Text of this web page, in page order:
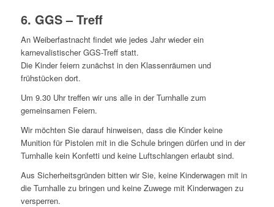
6. GGS – Treff
An Weiberfastnacht findet wie jedes Jahr wieder ein
karnevalistischer GGS-Treff statt.
Die Kinder feiern zunächst in den Klassenräumen und
frühstücken dort.
Um 9.30 Uhr treffen wir uns alle in der Turnhalle zum
gemeinsamen Feiern.
Wir möchten Sie darauf hinweisen, dass die Kinder keine
Munition für Pistolen mit in die Schule bringen dürfen und in der
Turnhalle kein Konfetti und keine Luftschlangen erlaubt sind.
Aus Sicherheitsgründen bitten wir Sie, keine Kinderwagen mit in
die Turnhalle zu bringen und keine Zuwege mit Kinderwagen zu
versperren.